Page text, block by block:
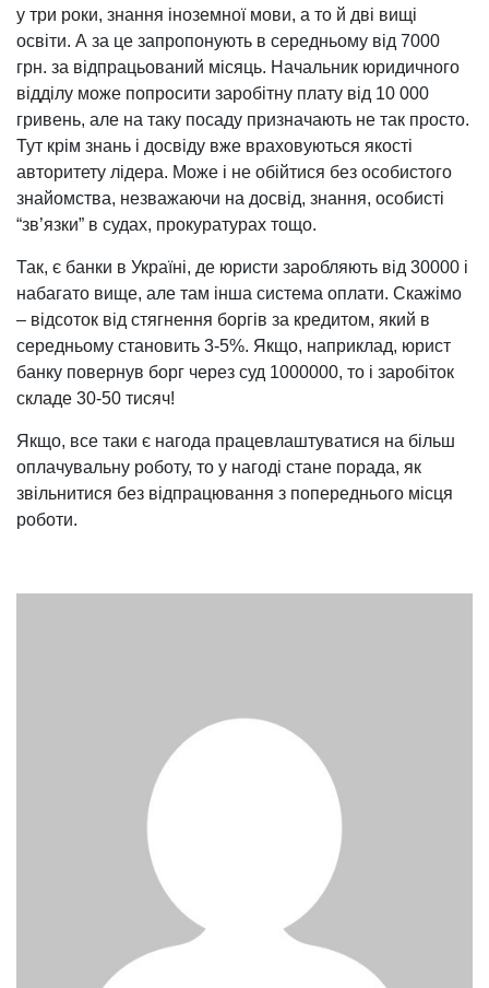
у три роки, знання іноземної мови, а то й дві вищі
освіти. А за це запропонують в середньому від 7000
грн. за відпрацьований місяць. Начальник юридичного
відділу може попросити заробітну плату від 10 000
гривень, але на таку посаду призначають не так просто.
Тут крім знань і досвіду вже враховуються якості
авторитету лідера. Може і не обійтися без особистого
знайомства, незважаючи на досвід, знання, особисті
“зв’язки” в судах, прокуратурах тощо.
Так, є банки в Україні, де юристи заробляють від 30000 і
набагато вище, але там інша система оплати. Скажімо
– відсоток від стягнення боргів за кредитом, який в
середньому становить 3-5%. Якщо, наприклад, юрист
банку повернув борг через суд 1000000, то і заробіток
складе 30-50 тисяч!
Якщо, все таки є нагода працевлаштуватися на більш
оплачувальну роботу, то у нагоді стане порада, як
звільнитися без відпрацювання з попереднього місця
роботи.